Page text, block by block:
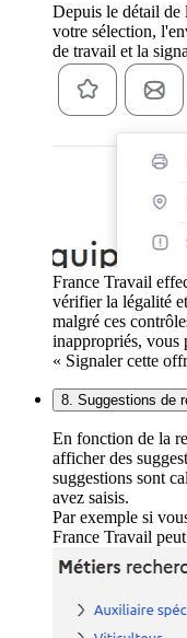
Depuis le détail
votre sélection,
de travail et la
France Travail
vérifier la légalité
malgré ces
inappropriés, vous
« Signaler cette
8. Suggestions de
En fonction de la
afficher des
suggestions sont
avez saisis.
Par exemple si
France Travail